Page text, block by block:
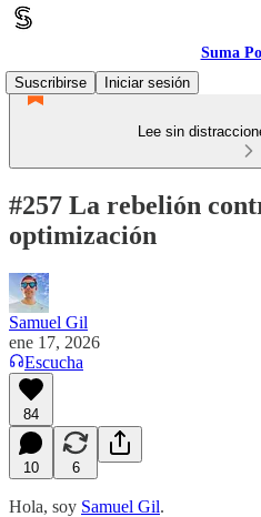
Suma
Suscribirse
Iniciar sesión
Lee sin
#257 La rebelión
optimización
Samuel Gil
ene 17, 2026
Escucha
84
10 6
Hola, soy Samuel Gil.